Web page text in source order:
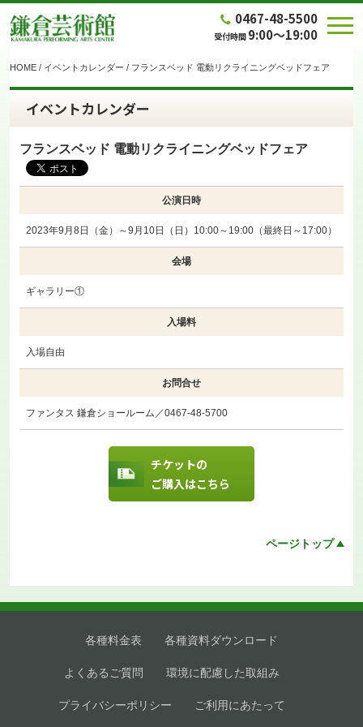
0467-48-5500
受付時間 9:00～19:00
HOME / イベントカレンダー / フランスベッド 電動リクライニングベッドフェア
チケットの
ご購入はこちら
イベントカレンダー
フランスベッド 電動リクライニングベッドフェア
公演日時
2023年9月8日（金）～9月10日（日）10:00～19:00（最終日～17:00）
会場
ギャラリー①
入場料
入場自由
お問合せ
ファンタス 鎌倉ショールーム／0467-48-5700
ページトップ
各種料金表 各種資料ダウンロード
よくあるご質問 環境に配慮した取組み
プライバシーポリシー ご利用にあたって